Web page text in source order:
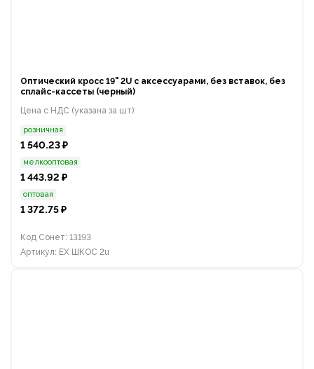
Оптический кросс 19" 2U с аксессуарами, без вставок, без
сплайс-кассеты (черный)
Цена с НДС (указана за шт):
розничная
1 540.23 ₽
мелкооптовая
1 443.92 ₽
оптовая
1 372.75 ₽
Код Сонет: 13193
Артикул: EX ШКОС 2u